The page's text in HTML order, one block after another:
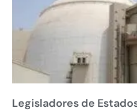
Legisladores de